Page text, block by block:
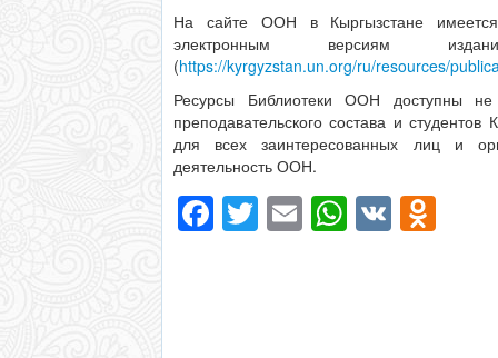
На сайте ООН в Кыргызстане
электронным версиям
(https://kyrgyzstan.un.org/ru/resources/
Ресурсы Библиотеки ООН доступны
преподавательского состава и
для всех заинтересованных лиц и
деятельность ООН.
Facebook
Twitter
EmailVK